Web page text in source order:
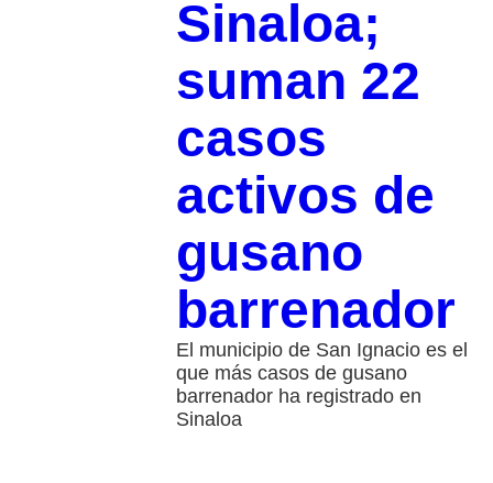
Sinaloa;
suman 22
casos
activos de
gusano
barrenador
El municipio de San Ignacio es el
que más casos de gusano
barrenador ha registrado en
Sinaloa